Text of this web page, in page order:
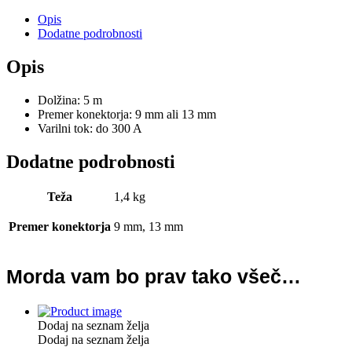
Opis
Dodatne podrobnosti
Opis
Dolžina: 5 m
Premer konektorja: 9 mm ali 13 mm
Varilni tok: do 300 A
Dodatne podrobnosti
Teža 1,4 kg
Premer konektorja 9 mm, 13 mm
Morda vam bo prav tako všeč…
Dodaj na seznam želja
Dodaj na seznam želja